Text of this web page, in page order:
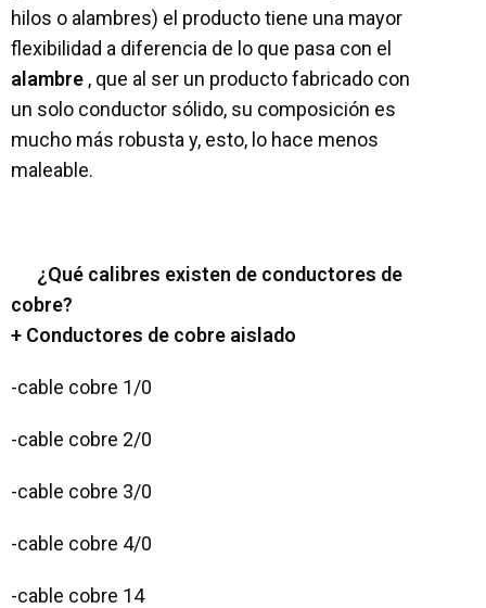
hilos o alambres) el producto tiene una mayor
flexibilidad a diferencia de lo que pasa con el
alambre , que al ser un producto fabricado con
un solo conductor sólido, su composición es
mucho más robusta y, esto, lo hace menos
maleable.
¿Qué calibres existen de conductores de
cobre?
+ Conductores de cobre aislado
-cable cobre 1/0
-cable cobre 2/0
-cable cobre 3/0
-cable cobre 4/0
-cable cobre 14